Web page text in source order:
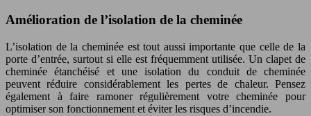
Amélioration de l’isolation de la cheminée
L’isolation de la cheminée est tout aussi importante que celle de la
porte d’entrée, surtout si elle est fréquemment utilisée. Un clapet de
cheminée étanchéisé et une isolation du conduit de cheminée
peuvent réduire considérablement les pertes de chaleur. Pensez
également à faire ramoner régulièrement votre cheminée pour
optimiser son fonctionnement et éviter les risques d’incendie.